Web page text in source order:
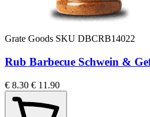
Grate Goods SKU DBCRB14022
Rub Barbecue Schwein &
€ 8.30 € 11.90